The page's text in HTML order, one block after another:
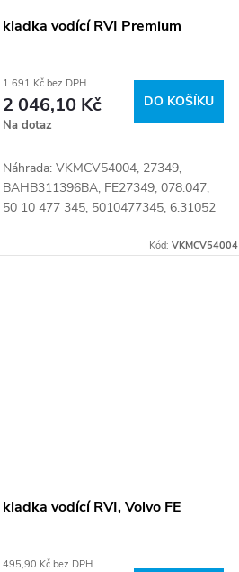
kladka vodící RVI Premium
1 691 Kč bez DPH
2 046,10 Kč
Na dotaz
DO KOŠÍKU
Náhrada: VKMCV54004, 27349,
BAHB311396BA, FE27349, 078.047,
50 10 477 345, 5010477345, 6.31052
Kód: VKMCV54004
kladka vodící RVI, Volvo FE
495,90 Kč bez DPH